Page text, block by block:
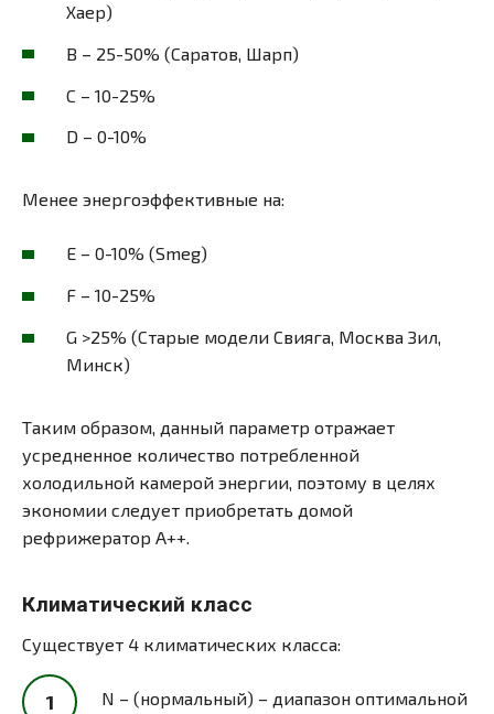
Хаер)
В – 25-50% (Саратов, Шарп)
С – 10-25%
D – 0-10%
Менее энергоэффективные на:
Е – 0-10% (Smeg)
F – 10-25%
G >25% (Старые модели Свияга, Москва Зил,
Минск)
Таким образом, данный параметр отражает
усредненное количество потребленной
холодильной камерой энергии, поэтому в целях
экономии следует приобретать домой
рефрижератор А++.
Климатический класс
Существует 4 климатических класса:
N – (нормальный) – диапазон оптимальной